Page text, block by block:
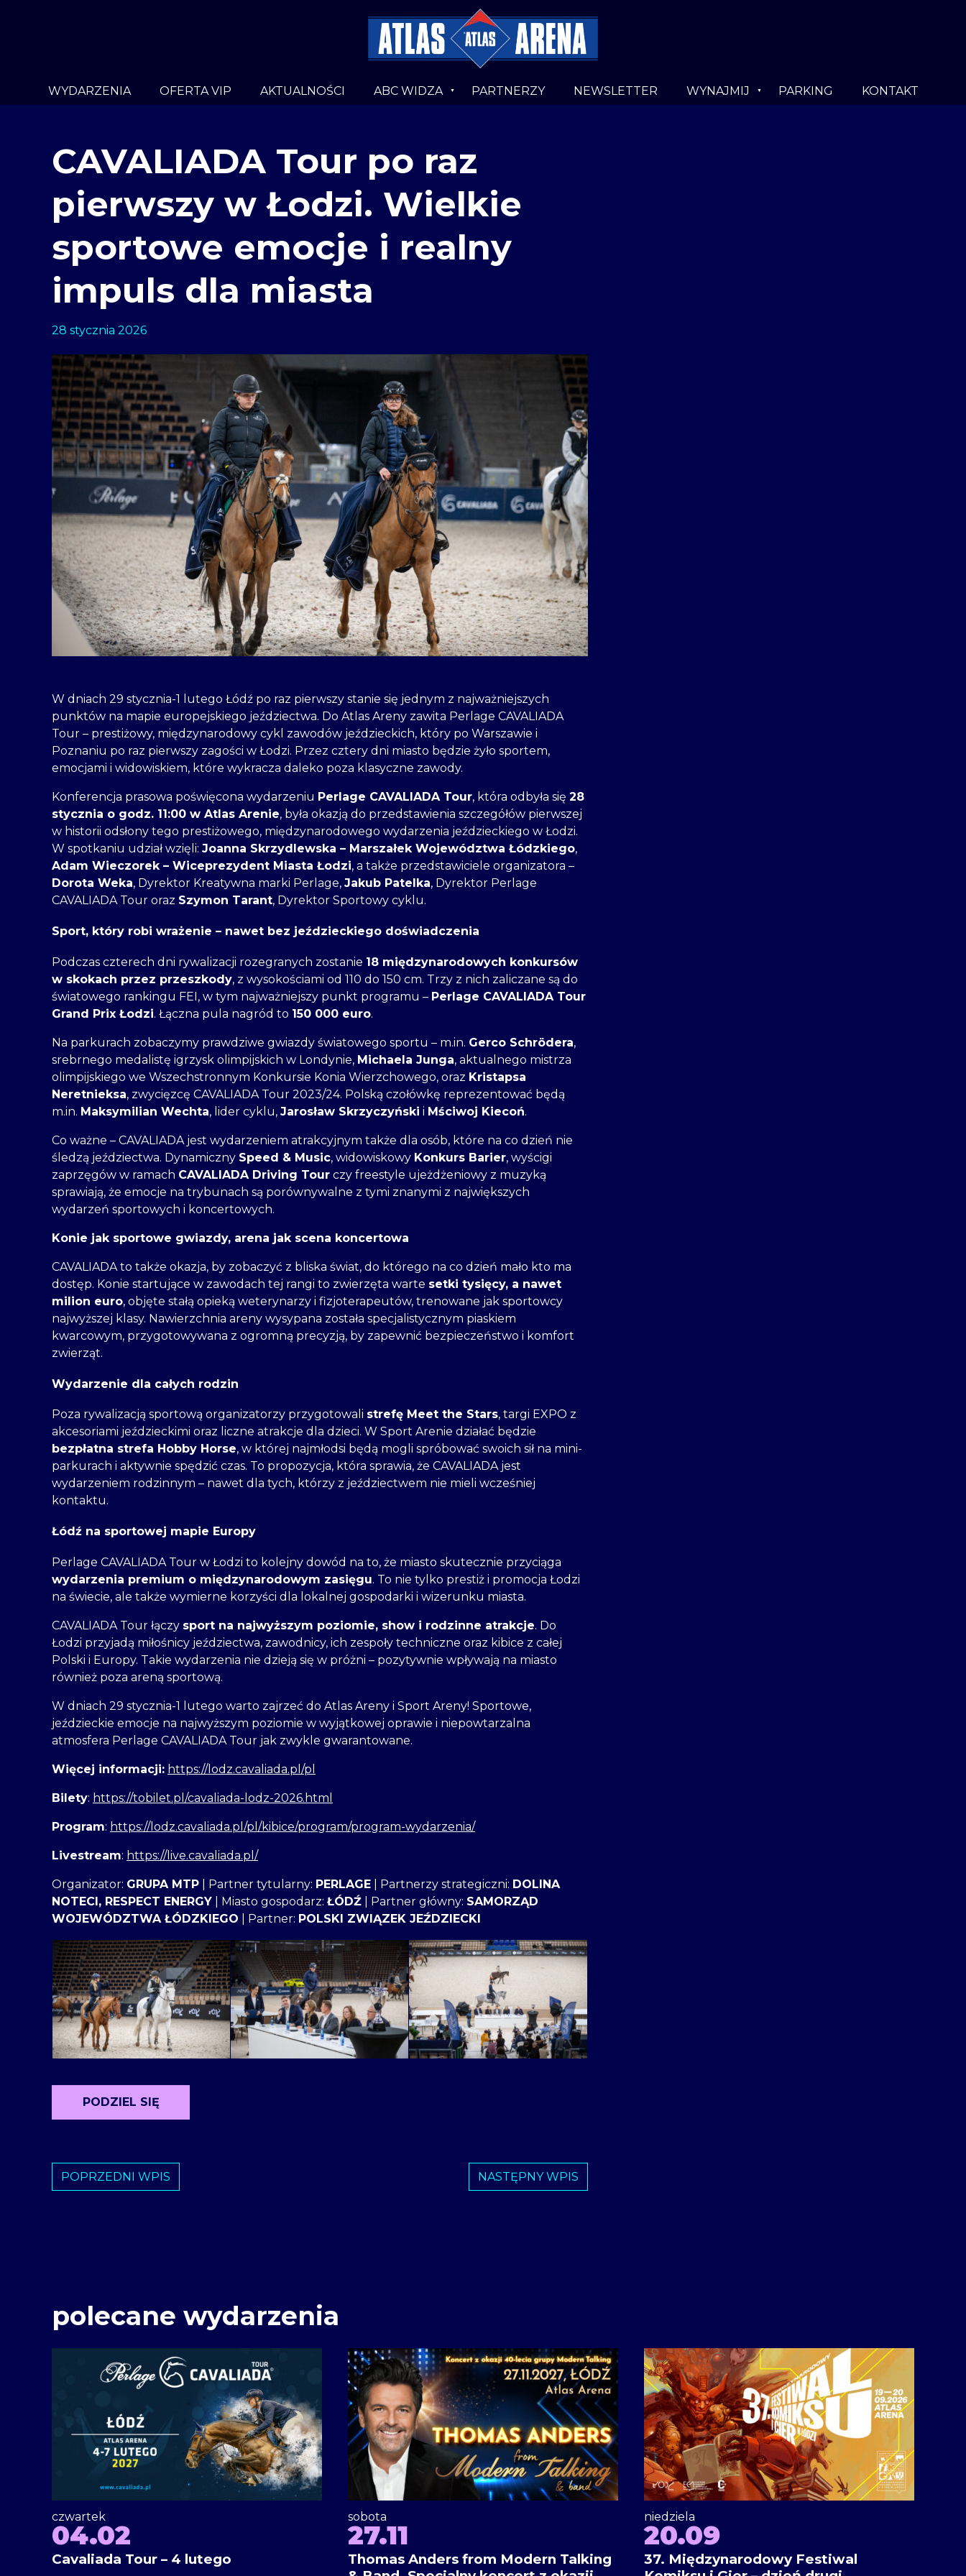
WYDARZENIA OFERTA VIP AKTUALNOŚCI ABC WIDZA PARTNERZY NEWSLETTER WYNAJMIJ PARKING KONTAKT
CAVALIADA Tour po raz
pierwszy w Łodzi. Wielkie
sportowe emocje i realny
impuls dla miasta
28 stycznia 2026
W dniach 29 stycznia-1 lutego Łódź po raz pierwszy stanie się jednym z najważniejszych
punktów na mapie europejskiego jeździectwa. Do Atlas Areny zawita Perlage CAVALIADA
Tour – prestiżowy, międzynarodowy cykl zawodów jeździeckich, który po Warszawie i
Poznaniu po raz pierwszy zagości w Łodzi. Przez cztery dni miasto będzie żyło sportem,
emocjami i widowiskiem, które wykracza daleko poza klasyczne zawody.
Konferencja prasowa poświęcona wydarzeniu Perlage CAVALIADA Tour, która odbyła się 28
stycznia o godz. 11:00 w Atlas Arenie, była okazją do przedstawienia szczegółów pierwszej
w historii odsłony tego prestiżowego, międzynarodowego wydarzenia jeździeckiego w Łodzi.
W spotkaniu udział wzięli: Joanna Skrzydlewska – Marszałek Województwa Łódzkiego,
Adam Wieczorek – Wiceprezydent Miasta Łodzi, a także przedstawiciele organizatora –
Dorota Weka, Dyrektor Kreatywna marki Perlage, Jakub Patelka, Dyrektor Perlage
CAVALIADA Tour oraz Szymon Tarant, Dyrektor Sportowy cyklu.
Sport, który robi wrażenie – nawet bez jeździeckiego doświadczenia
Podczas czterech dni rywalizacji rozegranych zostanie 18 międzynarodowych konkursów
w skokach przez przeszkody, z wysokościami od 110 do 150 cm. Trzy z nich zaliczane są do
światowego rankingu FEI, w tym najważniejszy punkt programu – Perlage CAVALIADA Tour
Grand Prix Łodzi. Łączna pula nagród to 150 000 euro.
Na parkurach zobaczymy prawdziwe gwiazdy światowego sportu – m.in. Gerco Schrödera,
srebrnego medalistę igrzysk olimpijskich w Londynie, Michaela Junga, aktualnego mistrza
olimpijskiego we Wszechstronnym Konkursie Konia Wierzchowego, oraz Kristapsa
Neretnieksa, zwycięzcę CAVALIADA Tour 2023/24. Polską czołówkę reprezentować będą
m.in. Maksymilian Wechta, lider cyklu, Jarosław Skrzyczyński i Mściwoj Kiecoń.
Co ważne – CAVALIADA jest wydarzeniem atrakcyjnym także dla osób, które na co dzień nie
śledzą jeździectwa. Dynamiczny Speed & Music, widowiskowy Konkurs Barier, wyścigi
zaprzęgów w ramach CAVALIADA Driving Tour czy freestyle ujeżdżeniowy z muzyką
sprawiają, że emocje na trybunach są porównywalne z tymi znanymi z największych
wydarzeń sportowych i koncertowych.
Konie jak sportowe gwiazdy, arena jak scena koncertowa
CAVALIADA to także okazja, by zobaczyć z bliska świat, do którego na co dzień mało kto ma
dostęp. Konie startujące w zawodach tej rangi to zwierzęta warte setki tysięcy, a nawet
milion euro, objęte stałą opieką weterynarzy i fizjoterapeutów, trenowane jak sportowcy
najwyższej klasy. Nawierzchnia areny wysypana została specjalistycznym piaskiem
kwarcowym, przygotowywana z ogromną precyzją, by zapewnić bezpieczeństwo i komfort
zwierząt.
Wydarzenie dla całych rodzin
Poza rywalizacją sportową organizatorzy przygotowali strefę Meet the Stars, targi EXPO z
akcesoriami jeździeckimi oraz liczne atrakcje dla dzieci. W Sport Arenie działać będzie
bezpłatna strefa Hobby Horse, w której najmłodsi będą mogli spróbować swoich sił na mini-
parkurach i aktywnie spędzić czas. To propozycja, która sprawia, że CAVALIADA jest
wydarzeniem rodzinnym – nawet dla tych, którzy z jeździectwem nie mieli wcześniej
kontaktu.
Łódź na sportowej mapie Europy
Perlage CAVALIADA Tour w Łodzi to kolejny dowód na to, że miasto skutecznie przyciąga
wydarzenia premium o międzynarodowym zasięgu. To nie tylko prestiż i promocja Łodzi
na świecie, ale także wymierne korzyści dla lokalnej gospodarki i wizerunku miasta.
CAVALIADA Tour łączy sport na najwyższym poziomie, show i rodzinne atrakcje. Do
Łodzi przyjadą miłośnicy jeździectwa, zawodnicy, ich zespoły techniczne oraz kibice z całej
Polski i Europy. Takie wydarzenia nie dzieją się w próżni – pozytywnie wpływają na miasto
również poza areną sportową.
W dniach 29 stycznia-1 lutego warto zajrzeć do Atlas Areny i Sport Areny! Sportowe,
jeździeckie emocje na najwyższym poziomie w wyjątkowej oprawie i niepowtarzalna
atmosfera Perlage CAVALIADA Tour jak zwykle gwarantowane.
Więcej informacji: https://lodz.cavaliada.pl/pl
Bilety: https://tobilet.pl/cavaliada-lodz-2026.html
Program: https://lodz.cavaliada.pl/pl/kibice/program/program-wydarzenia/
Livestream: https://live.cavaliada.pl/
Organizator: GRUPA MTP | Partner tytularny: PERLAGE | Partnerzy strategiczni: DOLINA
NOTECI, RESPECT ENERGY | Miasto gospodarz: ŁÓDŹ | Partner główny: SAMORZĄD
WOJEWÓDZTWA ŁÓDZKIEGO | Partner: POLSKI ZWIĄZEK JEŹDZIECKI
PODZIEL SIĘ
POPRZEDNI WPIS NASTĘPNY WPIS
polecane wydarzenia
czwartek
04.02
Cavaliada Tour – 4 lutego
sobota
27.11
Thomas Anders from Modern Talking
niedziela
20.09
37. Międzynarodowy Festiwal